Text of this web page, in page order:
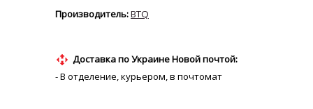
BTQ
Доставка по Украине Новой почтой:
- В отделение, курьером, в почтомат